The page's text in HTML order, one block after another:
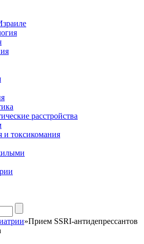
расстройства
и токсикомания
»Прием SSRI-антидепрессантов